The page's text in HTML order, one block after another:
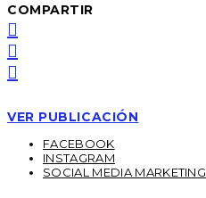
COMPARTIR
VER PUBLICACIÓN
FACEBOOK
INSTAGRAM
SOCIAL MEDIA MARKETING